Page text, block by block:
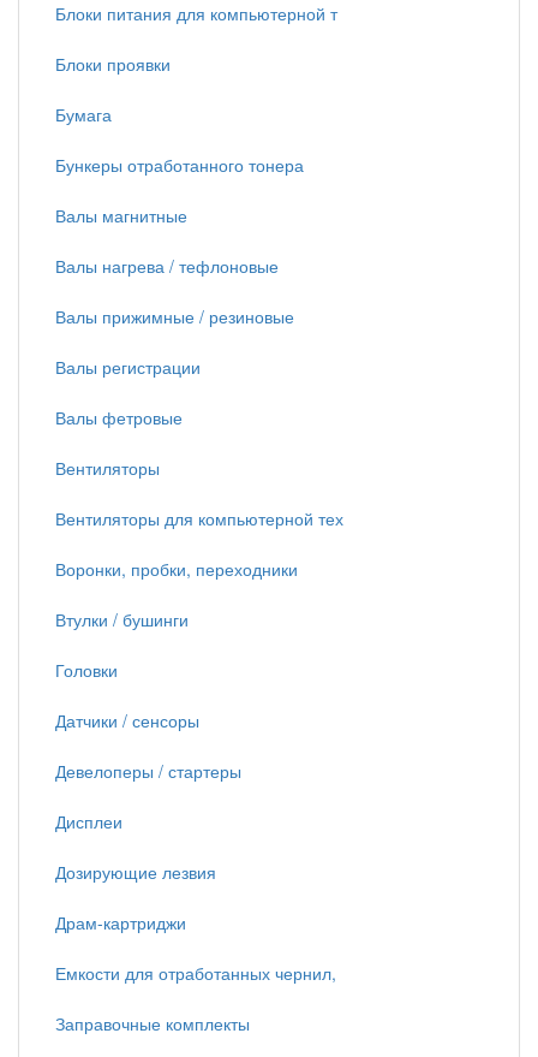
Блоки питания для компьютерной т
Блоки проявки
Бумага
Бункеры отработанного тонера
Валы магнитные
Валы нагрева / тефлоновые
Валы прижимные / резиновые
Валы регистрации
Валы фетровые
Вентиляторы
Вентиляторы для компьютерной тех
Воронки, пробки, переходники
Втулки / бушинги
Головки
Датчики / сенсоры
Девелоперы / стартеры
Дисплеи
Дозирующие лезвия
Драм-картриджи
Емкости для отработанных чернил,
Заправочные комплекты